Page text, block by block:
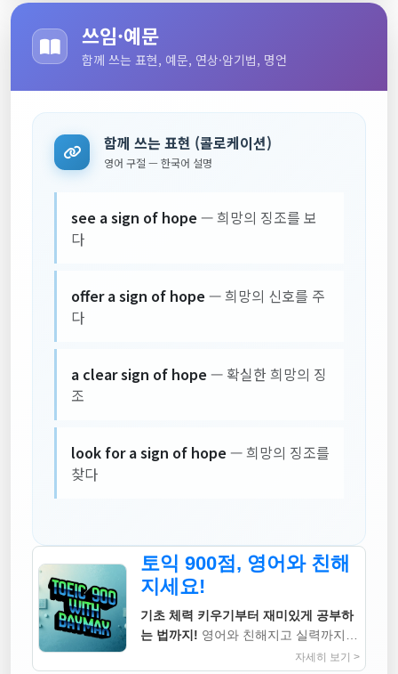
쓰임·예문
함께 쓰는 표현, 예문, 연상·암기법, 명언
함께 쓰는 표현 (콜로케이션)
영어 구절 — 한국어 설명
see a sign of hope — 희망의 징조를 보
다
offer a sign of hope — 희망의 신호를 주
다
a clear sign of hope — 확실한 희망의 징
조
look for a sign of hope — 희망의 징조를
찾다
토익 900점, 영어와 친해
지세요!
기초 체력 키우기부터 재미있게 공부하
는 법까지! 영어와 친해지고 실력까지
자세히 보기 >